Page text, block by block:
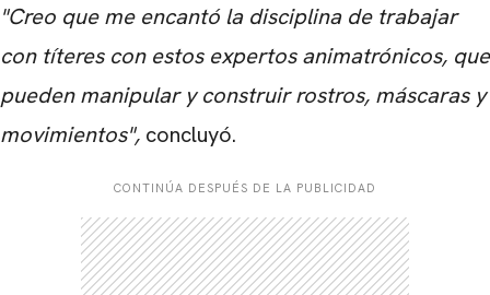
"Creo que me encantó la disciplina de trabajar
con títeres con estos expertos animatrónicos, que
pueden manipular y construir rostros, máscaras y
movimientos", concluyó.
CONTINÚA DESPUÉS DE LA PUBLICIDAD